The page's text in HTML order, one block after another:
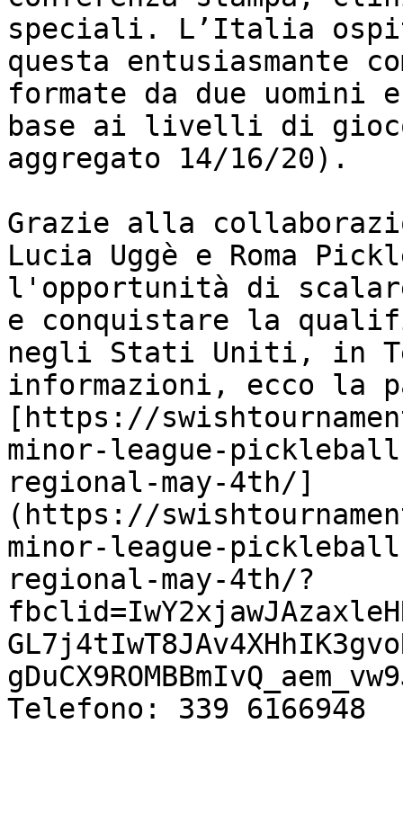
speciali. L’Italia
questa entusiasmante
formate da due uomini
base ai livelli di
aggregato 14/16/20).
Grazie alla
Lucia Uggè e Roma
l'opportunità di
e conquistare la
negli Stati Uniti, in
informazioni, ecco la
[https://
minor-league-
regional-may-4th/]
(https://
minor-league-
regional-may-4th/?
Telefono: 339 6166948